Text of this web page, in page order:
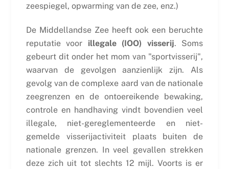
zeespiegel, opwarming van de zee, enz.)
De Middellandse Zee heeft ook een beruchte
reputatie voor illegale (IOO) visserij. Soms
gebeurt dit onder het mom van "sportvisserij",
waarvan de gevolgen aanzienlijk zijn. Als
gevolg van de complexe aard van de nationale
zeegrenzen en de ontoereikende bewaking,
controle en handhaving vindt bovendien veel
illegale, niet-gereglementeerde en niet-
gemelde visserijactiviteit plaats buiten de
nationale grenzen. In veel gevallen strekken
deze zich uit tot slechts 12 mijl. Voorts is er